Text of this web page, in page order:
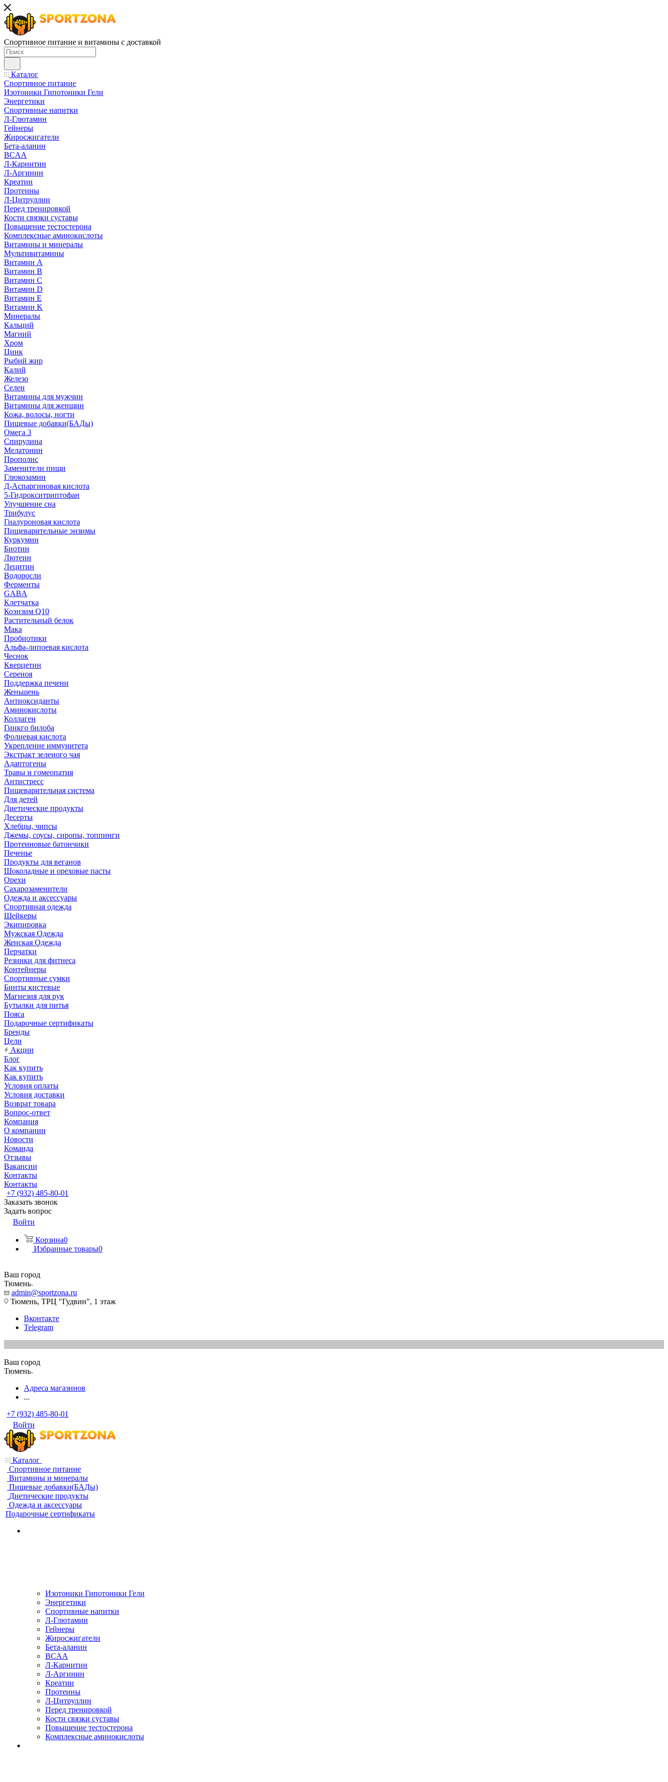
Спортивное питание и витамины с доставкой
Каталог
Спортивное питание
Изотоники Гипотоники Гели
Энергетики
Спортивные напитки
Л-Глютамин
Гейнеры
Жиросжигатели
Бета-аланин
BCAA
Л-Карнитин
Л-Аргинин
Креатин
Протеины
Л-Цитруллин
Перед тренировкой
Кости связки суставы
Повышение тестостерона
Комплексные аминокислоты
Витамины и минералы
Мультивитамины
Витамин A
Витамин B
Витамин C
Витамин D
Витамин E
Витамин K
Минералы
Кальций
Магний
Хром
Цинк
Рыбий жир
Калий
Железо
Селен
Витамины для мужчин
Витамины для женщин
Кожа, волосы, ногти
Пищевые добавки(БАДы)
Омега 3
Спирулина
Мелатонин
Прополис
Заменители пищи
Глюкозамин
Д-Аспаргиновая кислота
5-Гидрокситриптофан
Улучшение сна
Трибулус
Гиалуроновая кислота
Пищеварительные энзимы
Куркумин
Биотин
Лютеин
Лецитин
Водоросли
Ферменты
GABA
Клетчатка
Коэнзим Q10
Растительный белок
Мака
Пробиотики
Альфа-липоевая кислота
Чеснок
Кверцетин
Сереноя
Поддержка печени
Женьшень
Антиоксиданты
Аминокислоты
Коллаген
Гинкго билоба
Фолиевая кислота
Укрепление иммунитета
Экстракт зеленого чая
Адаптогены
Травы и гомеопатия
Антистресс
Пищеварительная система
Для детей
Диетические продукты
Десерты
Хлебцы, чипсы
Джемы, соусы, сиропы, топпинги
Протеиновые батончики
Печенье
Продукты для веганов
Шоколадные и ореховые пасты
Орехи
Сахарозаменители
Одежда и аксессуары
Спортивная одежда
Шейкеры
Экипировка
Мужская Одежда
Женская Одежда
Перчатки
Резинки для фитнеса
Контейнеры
Спортивные сумки
Бинты кистевые
Магнезия для рук
Бутылки для питья
Пояса
Подарочные сертификаты
Бренды
Цели
Акции
Блог
Как купить
Как купить
Условия оплаты
Условия доставки
Возврат товара
Вопрос-ответ
Компания
О компании
Новости
Команда
Отзывы
Вакансии
Контакты
Контакты
+7 (932) 485-80-01
Заказать звонок
Задать вопрос
Войти
Корзина0
Избранные товары0
Ваш город
Тюмень
admin@sportzona.ru
Тюмень, ТРЦ "Гудвин", 1 этаж
Вконтакте
Telegram
Ваш город
Тюмень
Адреса магазинов
...
+7 (932) 485-80-01
Войти
Каталог
Спортивное питание
Витамины и минералы
Пищевые добавки(БАДы)
Диетические продукты
Одежда и аксессуары
Подарочные сертификаты
Изотоники Гипотоники Гели
Энергетики
Спортивные напитки
Л-Глютамин
Гейнеры
Жиросжигатели
Бета-аланин
BCAA
Л-Карнитин
Л-Аргинин
Креатин
Протеины
Л-Цитруллин
Перед тренировкой
Кости связки суставы
Повышение тестостерона
Комплексные аминокислоты